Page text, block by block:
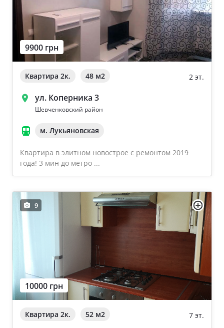
9900 грн
Квартира 2к. 48 м2 2 эт.
ул. Коперника 3
Шевченковский район
м. Лукьяновская
Квартира в элитном новострое с ремонтом 2019
года! 3 мин до метро ...
9
10000 грн
Квартира 2к. 52 м2 7 эт.